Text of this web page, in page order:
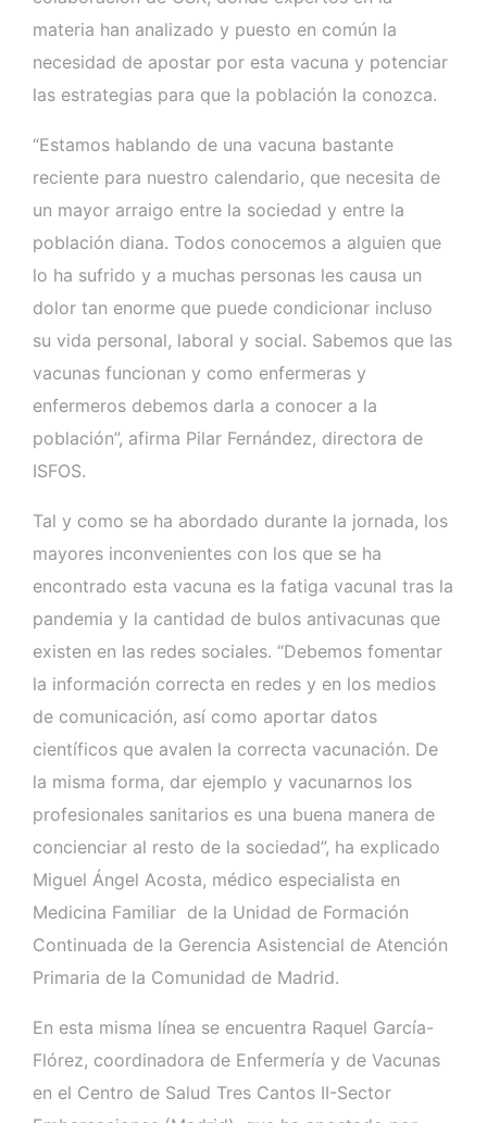
materia han analizado y puesto en común la
necesidad de apostar por esta vacuna y potenciar
las estrategias para que la población la conozca.
“Estamos hablando de una vacuna bastante
reciente para nuestro calendario, que necesita de
un mayor arraigo entre la sociedad y entre la
población diana. Todos conocemos a alguien que
lo ha sufrido y a muchas personas les causa un
dolor tan enorme que puede condicionar incluso
su vida personal, laboral y social. Sabemos que las
vacunas funcionan y como enfermeras y
enfermeros debemos darla a conocer a la
población”, afirma Pilar Fernández, directora de
ISFOS.
Tal y como se ha abordado durante la jornada, los
mayores inconvenientes con los que se ha
encontrado esta vacuna es la fatiga vacunal tras la
pandemia y la cantidad de bulos antivacunas que
existen en las redes sociales. “Debemos fomentar
la información correcta en redes y en los medios
de comunicación, así como aportar datos
científicos que avalen la correcta vacunación. De
la misma forma, dar ejemplo y vacunarnos los
profesionales sanitarios es una buena manera de
concienciar al resto de la sociedad”, ha explicado
Miguel Ángel Acosta, médico especialista en
Medicina Familiar de la Unidad de Formación
Continuada de la Gerencia Asistencial de Atención
Primaria de la Comunidad de Madrid.
En esta misma línea se encuentra Raquel García-
Flórez, coordinadora de Enfermería y de Vacunas
en el Centro de Salud Tres Cantos II-Sector